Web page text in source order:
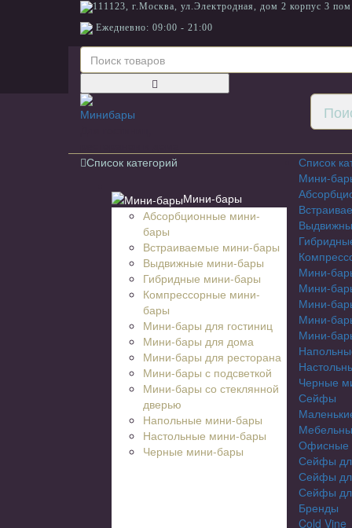
111123, г.Москва, ул.Электродная, дом 2 корпус 3
Ежедневно: 09:00 - 21:00
Список категорий
Мини-бары
Абсорбционные мини-
бары
Встраиваемые мини-бары
Выдвижные мини-бары
Гибридные мини-бары
Компрессорные мини-
бары
Мини-бары для гостиниц
Мини-бары для дома
Мини-бары для ресторана
Мини-бары с подсветкой
Мини-бары со стеклянной
дверью
Напольные мини-бары
Настольные мини-бары
Черные мини-бары
Список
Мини-
Мини-
Мини-
Мини-
Мини-
Мини-
Черные
Сейфы
Офисные
Сейфы
Сейфы
Сейфы
Бренды
Cold Vine